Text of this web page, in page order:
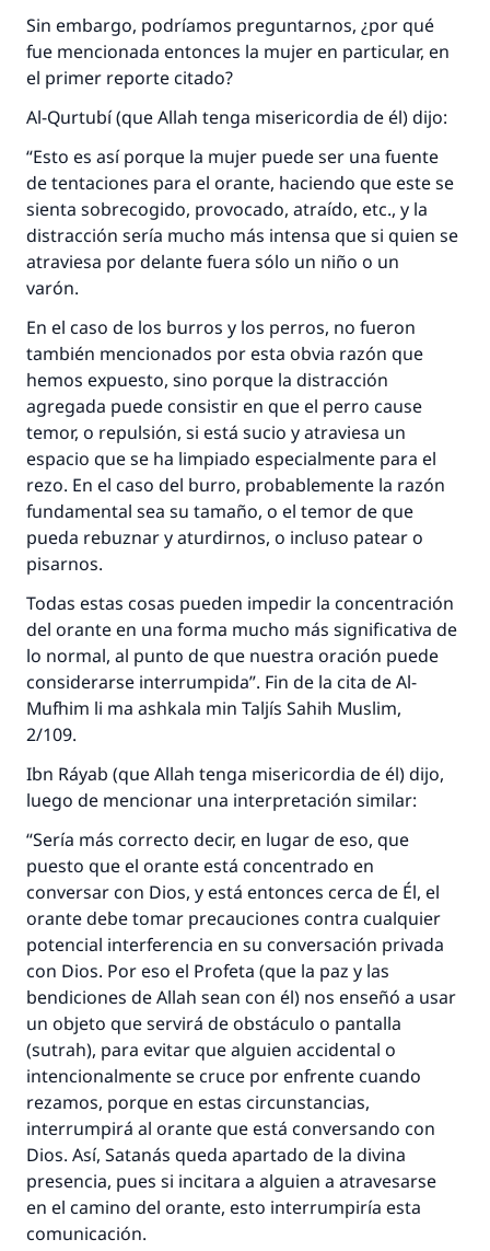
Sin embargo, podríamos preguntarnos, ¿por qué
fue mencionada entonces la mujer en particular, en
el primer reporte citado?
Al-Qurtubí (que Allah tenga misericordia de él) dijo:
“Esto es así porque la mujer puede ser una fuente
de tentaciones para el orante, haciendo que este se
sienta sobrecogido, provocado, atraído, etc., y la
distracción sería mucho más intensa que si quien se
atraviesa por delante fuera sólo un niño o un
varón.
En el caso de los burros y los perros, no fueron
también mencionados por esta obvia razón que
hemos expuesto, sino porque la distracción
agregada puede consistir en que el perro cause
temor, o repulsión, si está sucio y atraviesa un
espacio que se ha limpiado especialmente para el
rezo. En el caso del burro, probablemente la razón
fundamental sea su tamaño, o el temor de que
pueda rebuznar y aturdirnos, o incluso patear o
pisarnos.
Todas estas cosas pueden impedir la concentración
del orante en una forma mucho más significativa de
lo normal, al punto de que nuestra oración puede
considerarse interrumpida”. Fin de la cita de Al-
Mufhim li ma ashkala min Taljís Sahih Muslim,
2/109.
Ibn Ráyab (que Allah tenga misericordia de él) dijo,
luego de mencionar una interpretación similar:
“Sería más correcto decir, en lugar de eso, que
puesto que el orante está concentrado en
conversar con Dios, y está entonces cerca de Él, el
orante debe tomar precauciones contra cualquier
potencial interferencia en su conversación privada
con Dios. Por eso el Profeta (que la paz y las
bendiciones de Allah sean con él) nos enseñó a usar
un objeto que servirá de obstáculo o pantalla
(sutrah), para evitar que alguien accidental o
intencionalmente se cruce por enfrente cuando
rezamos, porque en estas circunstancias,
interrumpirá al orante que está conversando con
Dios. Así, Satanás queda apartado de la divina
presencia, pues si incitara a alguien a atravesarse
en el camino del orante, esto interrumpiría esta
comunicación.